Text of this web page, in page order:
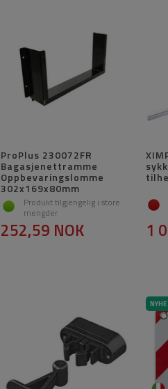
ProPlus 230072FR
Bagasjenettramme
Oppbevaringslomme
302x169x80mm
Produkt tilgjengelig i store
mengder
252,59 NOK 1